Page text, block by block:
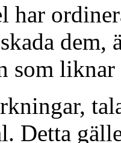
har
dem,
som
Detta